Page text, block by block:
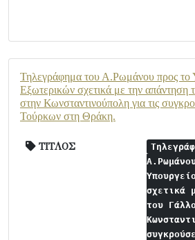
Τηλεγράφημα του Α.Ρωμάνου προς το
Εξωτερικών σχετικά με την
στην Κωνσταντινούπολη για τις
Τούρκων στη Θράκη.
ΤΙΤΛΟΣ
σχετικά
του